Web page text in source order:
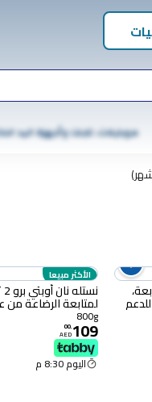
موبايلات، تابلت وأجهزة اليد
متابعة،
12 شهر للدعم
الأكثر مبيعا
شهرًا، 800 غرام
800g
109
.
00
AED
اليوم 8:30 م